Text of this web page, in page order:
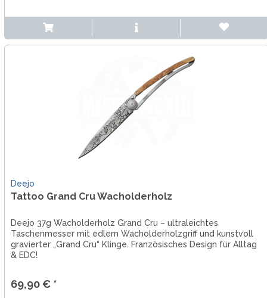
Deejo
Tattoo Grand Cru Wacholderholz
Deejo 37g Wacholderholz Grand Cru – ultraleichtes
Taschenmesser mit edlem Wacholderholzgriff und kunstvoll
gravierter „Grand Cru“ Klinge. Französisches Design für Alltag
& EDC!
69,90 € *